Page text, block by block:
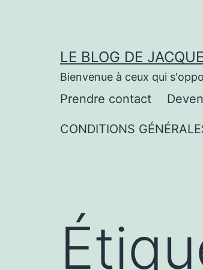
LE BLOG DE
Bienvenue à ceux qui
Prendre contact
CONDITIONS